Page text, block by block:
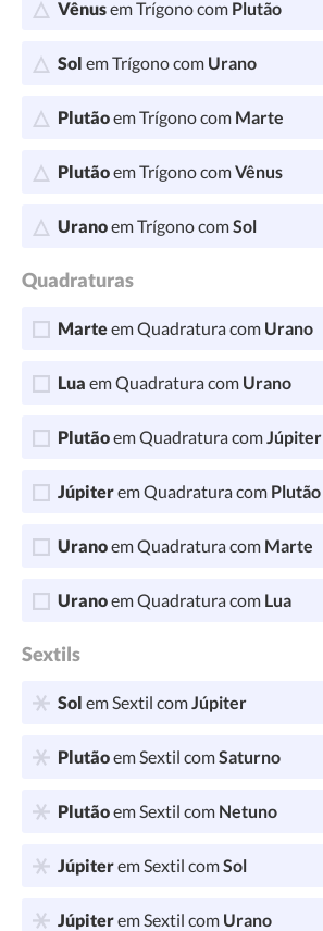
Vênusem Trígono com Plutão
Sol em Trígono com Urano
Plutãoem Trígono com Marte
Plutãoem Trígono comVênus
Uranoem Trígono comSol
Quadraturas
Marteem Quadratura com Urano
Lua em Quadratura com Urano
Plutãoem Quadratura comJúpiter
Júpiterem Quadratura com Plutão
Uranoem Quadratura com Marte
Uranoem Quadratura com Lua
Sextils
Sol em Sextil comJúpiter
Plutãoem Sextil comSaturno
Plutãoem Sextil com Netuno
Júpiterem Sextil comSol
Júpiterem Sextil com Urano